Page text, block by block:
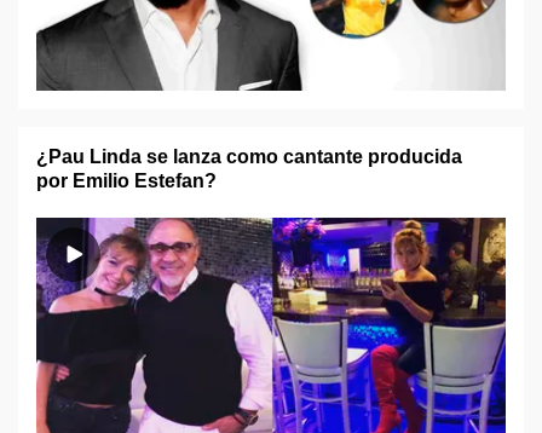
¿Pau Linda se lanza como cantante producida
por Emilio Estefan?